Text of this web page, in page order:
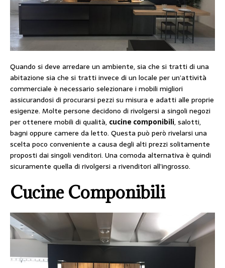
Quando si deve arredare un ambiente, sia che si tratti di una
abitazione sia che si tratti invece di un locale per un’attività
commerciale è necessario selezionare i mobili migliori
assicurandosi di procurarsi pezzi su misura e adatti alle proprie
esigenze. Molte persone decidono di rivolgersi a singoli negozi
per ottenere mobili di qualità, cucine componibili, salotti,
bagni oppure camere da letto. Questa può però rivelarsi una
scelta poco conveniente a causa degli alti prezzi solitamente
proposti dai singoli venditori. Una comoda alternativa è quindi
sicuramente quella di rivolgersi a rivenditori all’ingrosso.
Cucine Componibili